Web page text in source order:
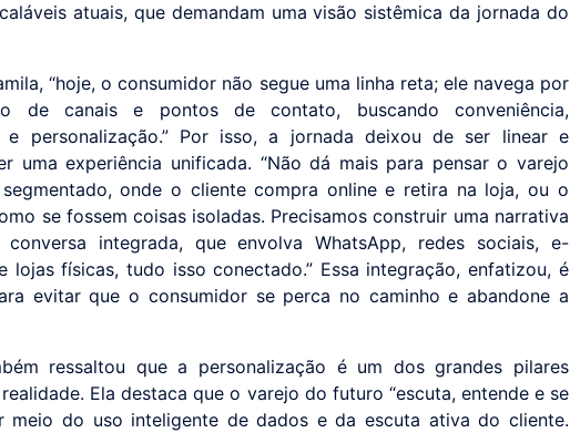
atuais, que demandam uma visão sistêmica da jornada do
“hoje, o consumidor não segue uma linha reta; ele navega por
de canais e pontos de contato, buscando conveniência,
e personalização.” Por isso, a jornada deixou de ser linear e
uma experiência unificada. “Não dá mais para pensar o varejo
onde o cliente compra online e retira na loja, ou o
se fossem coisas isoladas. Precisamos construir uma narrativa
conversa integrada, que envolva WhatsApp, redes sociais, e-
lojas físicas, tudo isso conectado.” Essa integração, enfatizou, é
evitar que o consumidor se perca no caminho e abandone a
ressaltou que a personalização é um dos grandes pilares
Ela destaca que o varejo do futuro “escuta, entende e se
meio do uso inteligente de dados e da escuta ativa do cliente.